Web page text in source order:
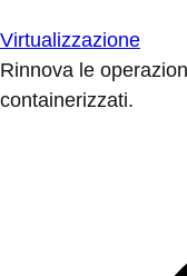
Virtualizzazione
Rinnova le
containerizzati.